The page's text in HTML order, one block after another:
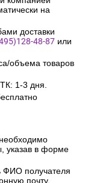
на
доставки
48-87 или
объема товаров
1-3 дня.
указав в форме
ФИО получателя
почту.